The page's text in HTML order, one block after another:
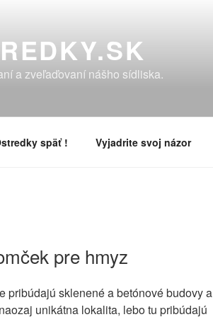
a zveľaďovaní nášho sídliska.
späť ! Vyjadrite svoj názor
pre hmyz
pribúdajú sklenené a betónové budovy a
unikátna lokalita, lebo tu pribúdajú